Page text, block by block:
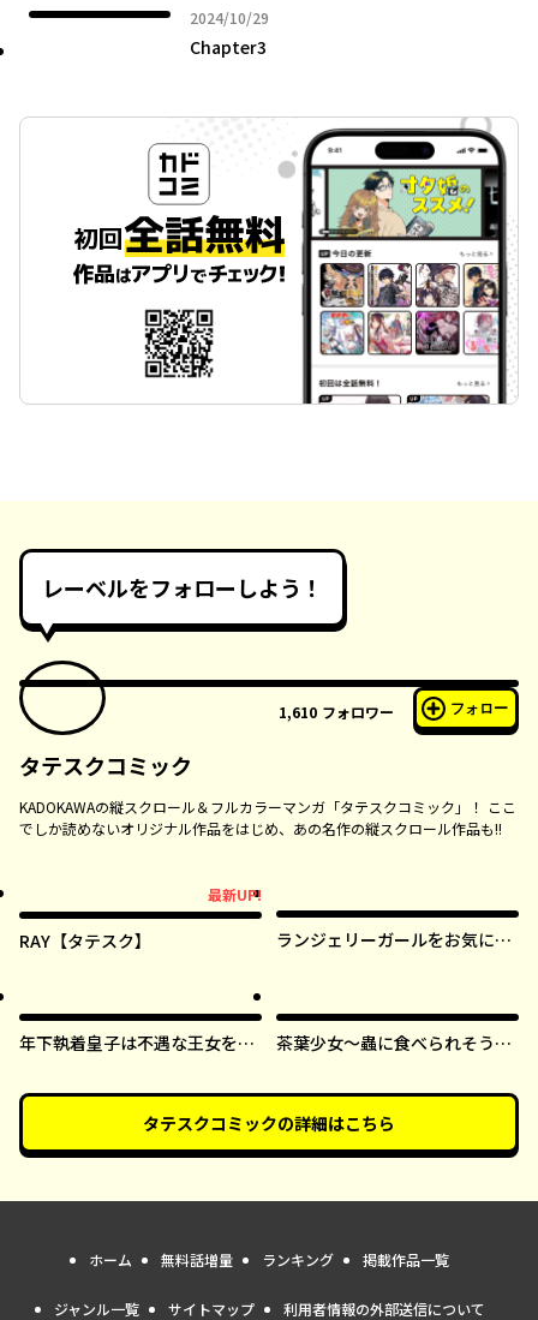
2024/10/29
2024年10月29日
Chapter3
レーベルをフォローしよう！
1,610 フォロワー フォロー
タテスクコミック
KADOKAWAの縦スクロール＆フルカラーマンガ「タテスクコミック」！ ここ
でしか読めないオリジナル作品をはじめ、あの名作の縦スクロール作品も!!
最新UP!
RAY【タテスク】
ランジェリーガールをお気に召
年下執着皇子は不遇な王女を愛
茶葉少女～蟲に食べられそうに
した！～【タテスク】
タテスクコミックの詳細はこちら
ホーム 無料話増量 ランキング 掲載作品一覧
ジャンル一覧 サイトマップ 利用者情報の外部送信について